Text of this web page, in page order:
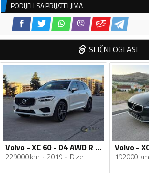
PODIJELI SA PRIJATELJIMA
SLIČNI OGLASI
Volvo - XC 60 - D4 AWD R Design
229000 km 2019 Dizel 192000 km